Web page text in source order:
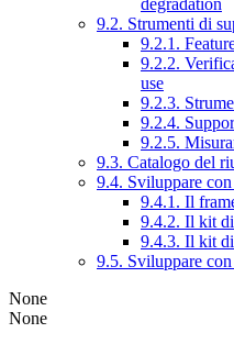
degradation
9.2. Strumenti di
9.2.1.
9.2.2.
use
9.2.3.
9.2.4.
9.2.5.
9.3. Catalogo del
9.4. Sviluppare
9.4.1. Il
9.4.2. Il kit
9.4.3. Il kit
9.5. Sviluppare
None
None